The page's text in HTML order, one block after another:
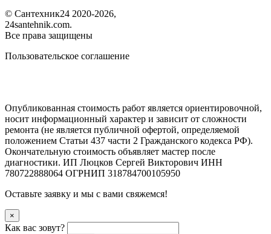
© Сантехник24 2020-2026,
24santehnik.com.
Все права защищены
Пользовательское соглашение
Опубликованная стоимость работ является ориентировочной,
носит информационный характер и зависит от сложности
ремонта (не является публичной офертой, определяемой
положением Статьи 437 части 2 Гражданского кодекса РФ).
Окончательную стоимость объявляет мастер после
диагностики. ИП Люцков Сергей Викторович ИНН
780722888064 ОГРНИП 318784700105950
Оставьте заявку и мы с вами свяжемся!
×
Как вас зовут?